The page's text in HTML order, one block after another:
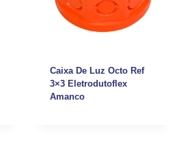
Caixa De Luz Octo Ref
3×3 Eletrodutoflex
Amanco